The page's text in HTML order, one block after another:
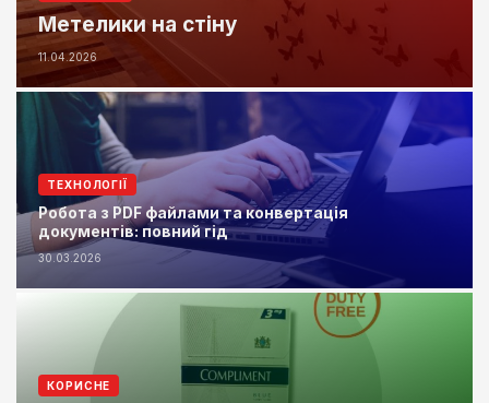
Метелики на стіну
11.04.2026
ТЕХНОЛОГІЇ
Робота з PDF файлами та конвертація
документів: повний гід
30.03.2026
КОРИСНЕ